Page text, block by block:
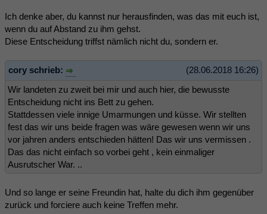
Ich denke aber, du kannst nur herausfinden, was das mit euch ist,
wenn du auf Abstand zu ihm gehst.
Diese Entscheidung triffst nämlich nicht du, sondern er.
(28.06.2018 16:26)
cory schrieb:
Wir landeten zu zweit bei mir und auch hier, die bewusste
Entscheidung nicht ins Bett zu gehen.
Stattdessen viele innige Umarmungen und küsse. Wir stellten
fest das wir uns beide fragen was wäre gewesen wenn wir uns
vor jahren anders entschieden hätten! Das wir uns vermissen .
Das das nicht einfach so vorbei geht , kein einmaliger
Ausrutscher War. ..
Und so lange er seine Freundin hat, halte du dich ihm gegenüber
zurück und forciere auch keine Treffen mehr.